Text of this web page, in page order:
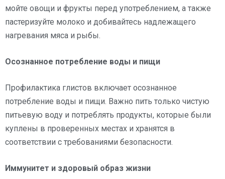
мойте овощи и фрукты перед употреблением, а также
пастеризуйте молоко и добивайтесь надлежащего
нагревания мяса и рыбы.
Осознанное потребление воды и пищи
Профилактика глистов включает осознанное
потребление воды и пищи. Важно пить только чистую
питьевую воду и потреблять продукты, которые были
куплены в проверенных местах и хранятся в
соответствии с требованиями безопасности.
Иммунитет и здоровый образ жизни